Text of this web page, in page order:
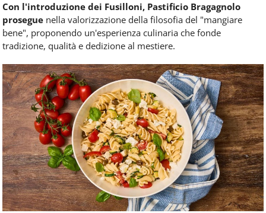
Con l'introduzione dei Fusilloni, Pastificio Bragagnolo
prosegue nella valorizzazione della filosofia del "mangiare
bene", proponendo un'esperienza culinaria che fonde
tradizione, qualità e dedizione al mestiere.